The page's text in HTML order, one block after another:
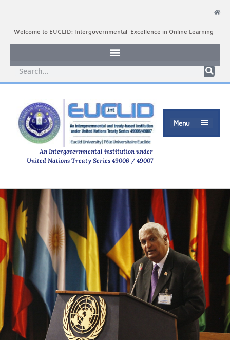
Welcome to EUCLID: Intergovernmental Excellence in Online Learning
Menu 
An Intergovernmental institution under
United Nations Treaty Series 49006 / 49007